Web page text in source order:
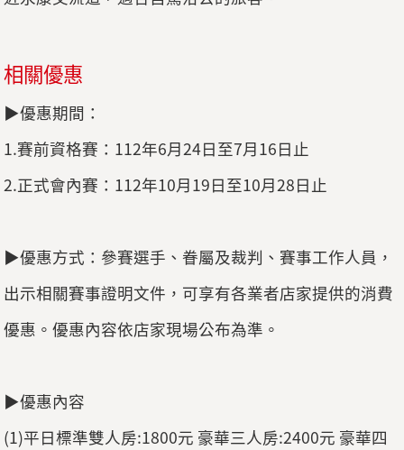
相關優惠
▶優惠期間：
1.賽前資格賽：112年6月24日至7月16日止
2.正式會內賽：112年10月19日至10月28日止
▶優惠方式：參賽選手、眷屬及裁判、賽事工作人員，
出示相關賽事證明文件，可享有各業者店家提供的消費
優惠。優惠內容依店家現場公布為準。
▶優惠內容
(1)平日標準雙人房:1800元 豪華三人房:2400元 豪華四